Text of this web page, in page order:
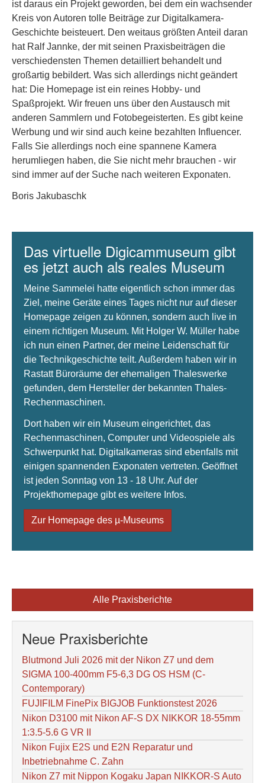
ist daraus ein Projekt geworden, bei dem ein wachsender
Kreis von Autoren tolle Beiträge zur Digitalkamera-
Geschichte beisteuert. Den weitaus größten Anteil daran
hat Ralf Jannke, der mit seinen Praxisbeiträgen die
verschiedensten Themen detailliert behandelt und
großartig bebildert. Was sich allerdings nicht geändert
hat: Die Homepage ist ein reines Hobby- und
Spaßprojekt. Wir freuen uns über den Austausch mit
anderen Sammlern und Fotobegeisterten. Es gibt keine
Werbung und wir sind auch keine bezahlten Influencer.
Falls Sie allerdings noch eine spannene Kamera
herumliegen haben, die Sie nicht mehr brauchen - wir
sind immer auf der Suche nach weiteren Exponaten.
Boris Jakubaschk
Das virtuelle Digicammuseum gibt
es jetzt auch als reales Museum
Meine Sammelei hatte eigentlich schon immer das
Ziel, meine Geräte eines Tages nicht nur auf dieser
Homepage zeigen zu können, sondern auch live in
einem richtigen Museum. Mit Holger W. Müller habe
ich nun einen Partner, der meine Leidenschaft für
die Technikgeschichte teilt. Außerdem haben wir in
Rastatt Büroräume der ehemaligen Thaleswerke
gefunden, dem Hersteller der bekannten Thales-
Rechenmaschinen.
Dort haben wir ein Museum eingerichtet, das
Rechenmaschinen, Computer und Videospiele als
Schwerpunkt hat. Digitalkameras sind ebenfalls mit
einigen spannenden Exponaten vertreten. Geöffnet
ist jeden Sonntag von 13 - 18 Uhr. Auf der
Projekthomepage gibt es weitere Infos.
Zur Homepage des µ-Museums
Alle Praxisberichte
Neue Praxisberichte
Blutmond Juli 2026 mit der Nikon Z7 und dem
SIGMA 100-400mm F5-6,3 DG OS HSM (C-
Contemporary)
FUJIFILM FinePix BIGJOB Funktionstest 2026
Nikon D3100 mit Nikon AF-S DX NIKKOR 18-55mm
1:3.5-5.6 G VR II
Nikon Fujix E2S und E2N Reparatur und
Inbetriebnahme C. Zahn
Nikon Z7 mit Nippon Kogaku Japan NIKKOR-S Auto